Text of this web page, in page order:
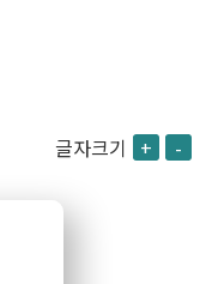
글자크기 + -